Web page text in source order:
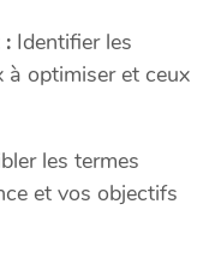
Identifier les
optimiser et ceux
les termes
et vos objectifs